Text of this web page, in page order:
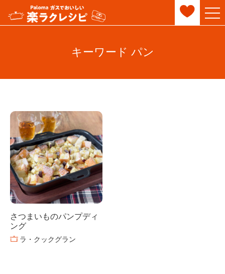
キーワード パン
さつまいものパンプディ
ング
ラ・クックグラン